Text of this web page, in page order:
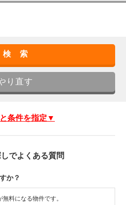
条件を指定▼
でよくある質問
か？
料になる物件です。